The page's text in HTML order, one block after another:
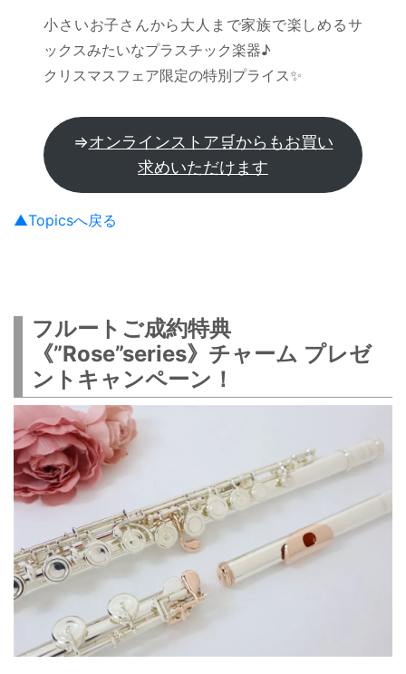
小さいお子さんから大人まで家族で楽しめるサ
ックスみたいなプラスチック楽器♪
クリスマスフェア限定の特別プライス✨
⇒オンラインストア🛒からもお買い
求めいただけます
▲Topicsへ戻る
フルートご成約特典
《”Rose”series》チャーム プレゼ
ントキャンペーン！